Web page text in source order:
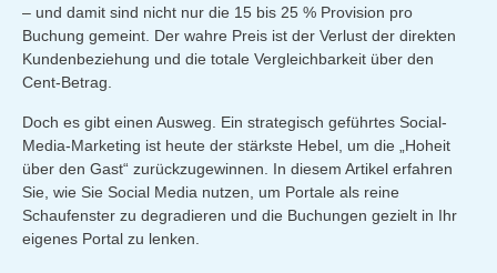
– und damit sind nicht nur die 15 bis 25 % Provision pro
Buchung gemeint. Der wahre Preis ist der Verlust der direkten
Kundenbeziehung und die totale Vergleichbarkeit über den
Cent-Betrag.
Doch es gibt einen Ausweg. Ein strategisch geführtes Social-
Media-Marketing ist heute der stärkste Hebel, um die „Hoheit
über den Gast“ zurückzugewinnen. In diesem Artikel erfahren
Sie, wie Sie Social Media nutzen, um Portale als reine
Schaufenster zu degradieren und die Buchungen gezielt in Ihr
eigenes Portal zu lenken.